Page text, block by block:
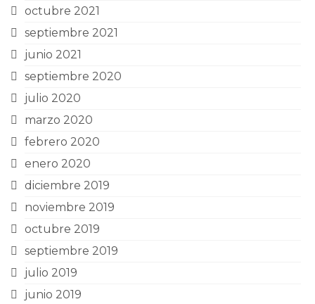
octubre 2021
septiembre 2021
junio 2021
septiembre 2020
julio 2020
marzo 2020
febrero 2020
enero 2020
diciembre 2019
noviembre 2019
octubre 2019
septiembre 2019
julio 2019
junio 2019